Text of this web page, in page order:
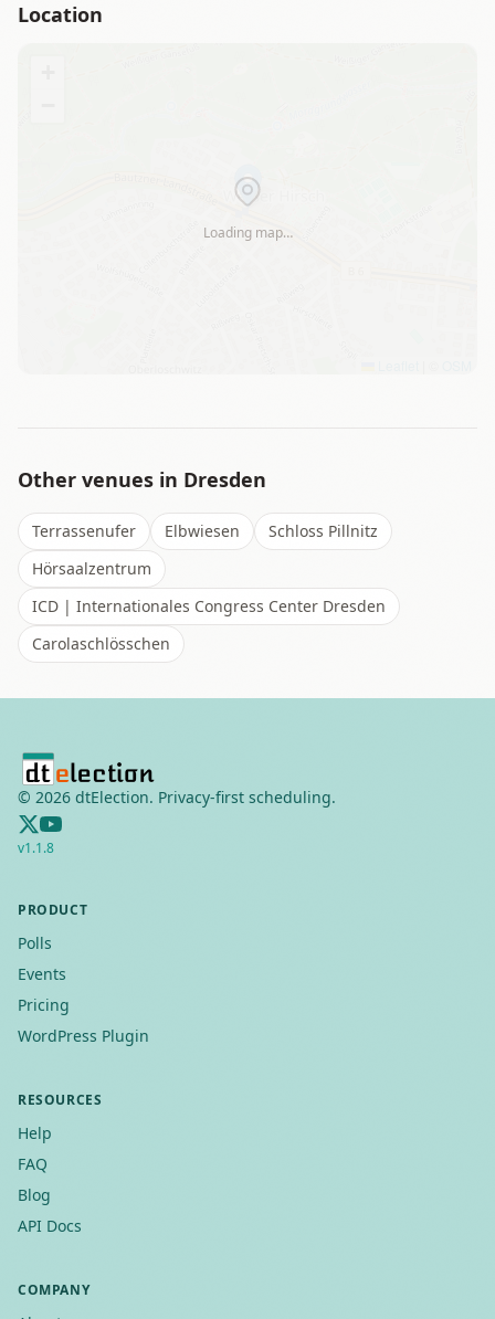
Location
Loading map…
Other venues in Dresden
Terrassenufer Elbwiesen
Schloss Pillnitz
Hörsaalzentrum
ICD | Internationales Congress Center Dresden
Carolaschlösschen
© 2026 dtElection. Privacy-first scheduling.
v1.1.8
PRODUCT
Polls
Events
Pricing
WordPress Plugin
RESOURCES
Help
FAQ
Blog
API Docs
COMPANY